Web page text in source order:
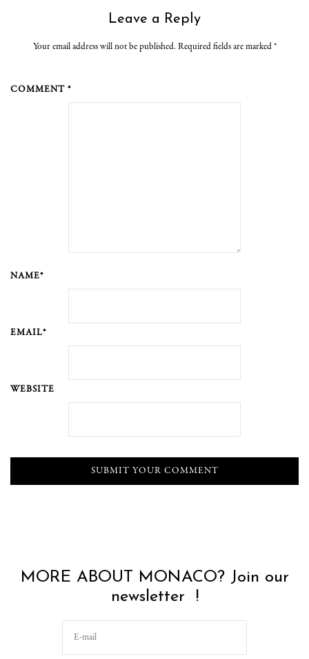
Leave a Reply
Your email address will not be published. Required fields are marked *
COMMENT *
NAME*
EMAIL*
WEBSITE
MORE ABOUT MONACO? Join our
newsletter !